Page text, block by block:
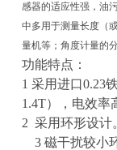
感器的适应性强，油
中多用于测量长度（
量机等；角度计量的
功能特点：
1 采用进口0.23
1.4T），电效率
2 采用环形设计
3 磁干扰较小